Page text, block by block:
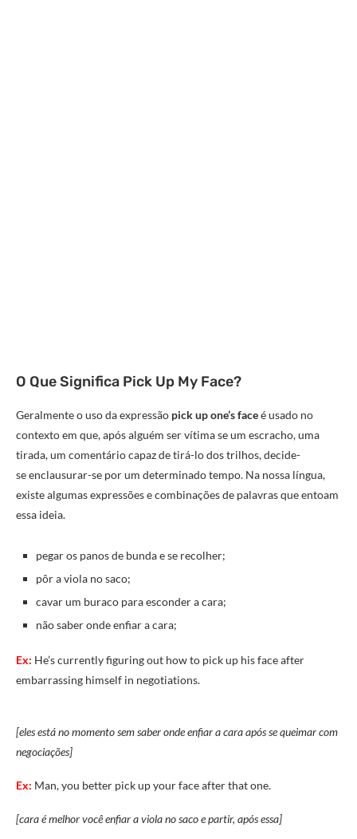
O Que Significa Pick Up My Face?
Geralmente o uso da expressão pick up one’s faceé usado no
contexto em que, após alguém ser vítima se um escracho, uma
tirada, um comentário capaz de tirá-lo dos trilhos, decide-
se enclausurar-se por um determinado tempo. Na nossa língua,
existe algumas expressões e combinações de palavras que entoam
essa ideia.
pegar os panos de bunda e se recolher;
pôr a viola no saco;
cavar um buraco para esconder a cara;
não saber onde enfiar a cara;
Ex: He’s currently figuring out how to pick up his face after
embarrassing himself in negotiations.
[eles está no momento sem saber onde enfiar a cara após se queimar com
negociações]
Ex: Man, you better pick up your face after that one.
[cara é melhor você enfiar a viola no saco e partir, após essa]